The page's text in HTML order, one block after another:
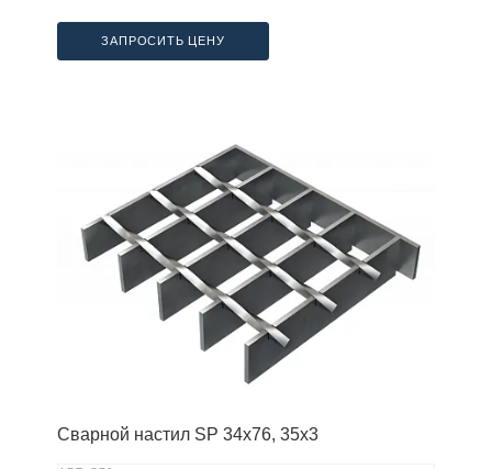
ЗАПРОСИТЬ ЦЕНУ
Сварной настил SP 34х76, 35х3